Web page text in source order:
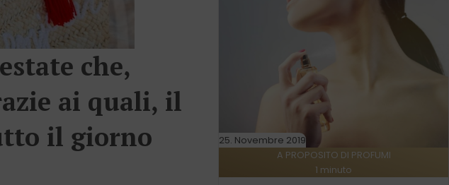
che,
ai quali, il
il giorno
25. Novembre 2019
A PROPOSITO DI PROFUMI
1 minuto